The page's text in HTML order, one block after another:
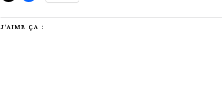
J’AIME ÇA :